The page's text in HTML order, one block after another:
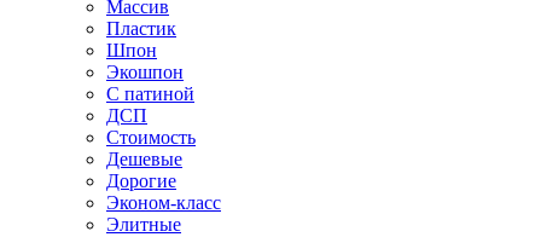
Массив
Пластик
Шпон
Экошпон
С патиной
ДСП
Стоимость
Дешевые
Дорогие
Эконом-класс
Элитные